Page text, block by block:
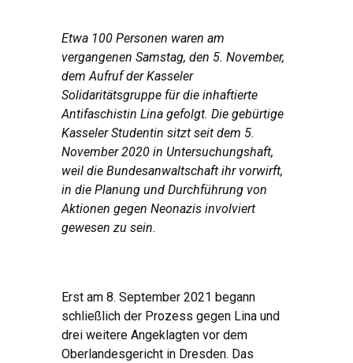
Etwa 100 Personen waren am
vergangenen Samstag, den 5. November,
dem Aufruf der Kasseler
Solidaritätsgruppe für die inhaftierte
Antifaschistin Lina gefolgt. Die gebürtige
Kasseler Studentin sitzt seit dem 5.
November 2020 in Untersuchungshaft,
weil die Bundesanwaltschaft ihr vorwirft,
in die Planung und Durchführung von
Aktionen gegen Neonazis involviert
gewesen zu sein.
Erst am 8. September 2021 begann
schließlich der Prozess gegen Lina und
drei weitere Angeklagten vor dem
Oberlandesgericht in Dresden. Das